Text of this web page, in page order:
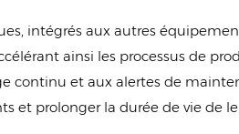
intégrés aux autres
ainsi les processus de
continu et aux alertes de
et prolonger la durée de vie de